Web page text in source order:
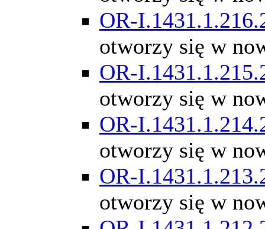
OR-
otworzy się w
OR-
otworzy się w
OR-
otworzy się w
OR-
otworzy się w